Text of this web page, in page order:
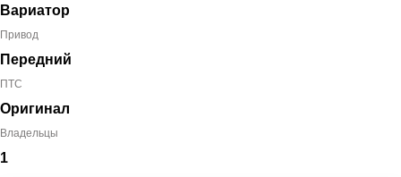
Вариатор
Привод
Передний
ПТС
Оригинал
Владельцы
1